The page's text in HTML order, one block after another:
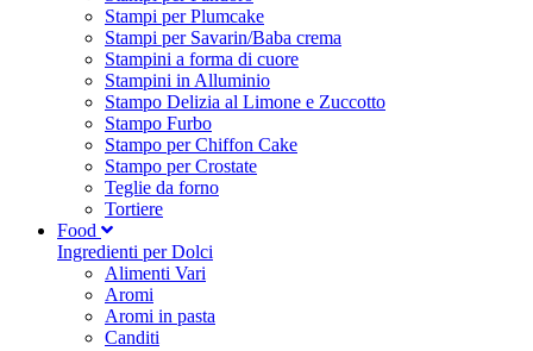
Stampi per Plumcake
Stampi per Savarin/Baba crema
Stampini a forma di cuore
Stampini in Alluminio
Stampo Delizia al Limone e Zuccotto
Stampo Furbo
Stampo per Chiffon Cake
Stampo per Crostate
Teglie da forno
Tortiere
Food
Ingredienti per Dolci
Alimenti Vari
Aromi
Aromi in pasta
Canditi